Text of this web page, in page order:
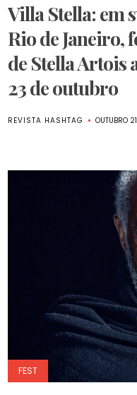
Villa Stella: em
Rio de Janeiro,
de Stella Artois
23 de outubro
REVISTA HASHTAG OUTUBRO
FEST